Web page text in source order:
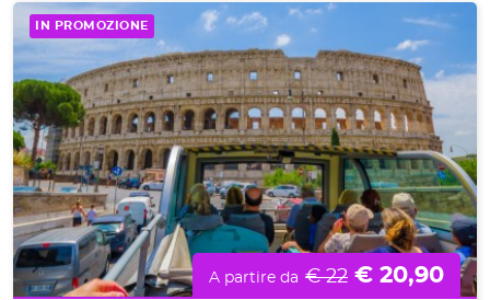
IN PROMOZIONE
A partire da € 22 € 20,90